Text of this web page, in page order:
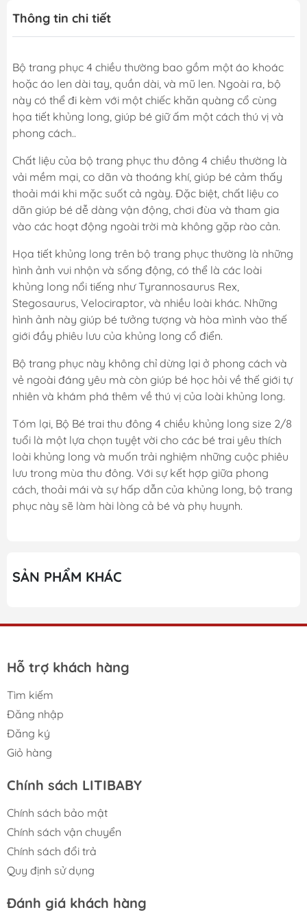
Thông tin chi tiết
Bộ trang phục 4 chiều thường bao gồm một áo khoác
hoặc áo len dài tay, quần dài, và mũ len. Ngoài ra, bộ
này có thể đi kèm với một chiếc khăn quàng cổ cùng
họa tiết khủng long, giúp bé giữ ấm một cách thú vị và
phong cách..
Chất liệu của bộ trang phục thu đông 4 chiều thường là
vải mềm mại, co dãn và thoáng khí, giúp bé cảm thấy
thoải mái khi mặc suốt cả ngày. Đặc biệt, chất liệu co
dãn giúp bé dễ dàng vận động, chơi đùa và tham gia
vào các hoạt động ngoài trời mà không gặp rào cản.
Họa tiết khủng long trên bộ trang phục thường là những
hình ảnh vui nhộn và sống động, có thể là các loài
khủng long nổi tiếng như Tyrannosaurus Rex,
Stegosaurus, Velociraptor, và nhiều loài khác. Những
hình ảnh này giúp bé tưởng tượng và hòa mình vào thế
giới đầy phiêu lưu của khủng long cổ điển.
Bộ trang phục này không chỉ dừng lại ở phong cách và
vẻ ngoài đáng yêu mà còn giúp bé học hỏi về thế giới tự
nhiên và khám phá thêm về thú vị của loài khủng long.
Tóm lại, Bộ Bé trai thu đông 4 chiều khủng long size 2/8
tuổi là một lựa chọn tuyệt vời cho các bé trai yêu thích
loài khủng long và muốn trải nghiệm những cuộc phiêu
lưu trong mùa thu đông. Với sự kết hợp giữa phong
cách, thoải mái và sự hấp dẫn của khủng long, bộ trang
phục này sẽ làm hài lòng cả bé và phụ huynh.
SẢN PHẨM KHÁC
Hỗ trợ khách hàng
Tìm kiếm
Đăng nhập
Đăng ký
Giỏ hàng
Chính sách LITIBABY
Chính sách bảo mật
Chính sách vận chuyển
Chính sách đổi trả
Quy định sử dụng
Đánh giá khách hàng